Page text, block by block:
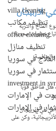
villa cleaning
تنظيف مكاتب
office cleaning
تنظيف منازل
العلاج في سوريا
في سوريا
investment in
في الإمارات
في الإمارات
اذربيجان
المناخ والتربة
اتباع خطوات محددة:
مثل مناطق قوبا
في اذربيجان
وكن على